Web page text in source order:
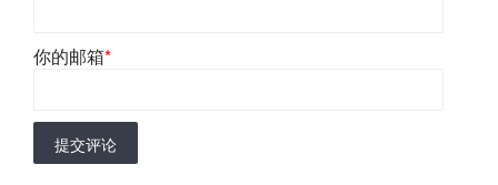
你的邮箱*
提交评论